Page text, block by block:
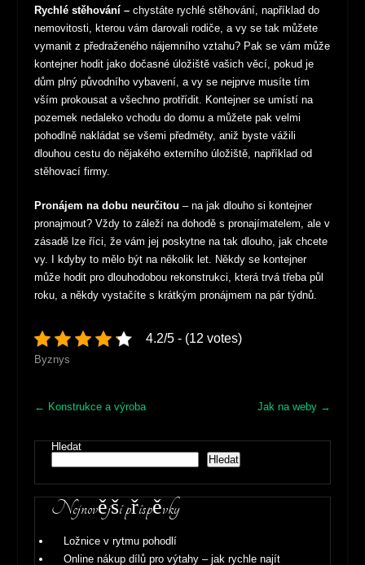
Rychlé stěhování – chystáte rychlé stěhování, například do
nemovitosti, kterou vám darovali rodiče, a vy se tak můžete
vymanit z předraženého nájemního vztahu? Pak se vám může
kontejner hodit jako dočasné úložiště vašich věcí, pokud je
dům plný původního vybavení, a vy se nejprve musíte tím
vším prokousat a všechno protřídit. Kontejner se umístí na
pozemek nedaleko vchodu do domu a můžete pak velmi
pohodlně nakládat se všemi předměty, aniž byste vážili
dlouhou cestu do nějakého externího úložiště, například od
stěhovací firmy.
Pronájem na dobu neurčitou– na jak dlouho si kontejner
pronajmout? Vždy to záleží na dohodě s pronajímatelem, ale v
zásadě lze říci, že vám jej poskytne na tak dlouho, jak chcete
vy. I kdyby to mělo být na několik let. Někdy se kontejner
může hodit pro dlouhodobou rekonstrukci, která trvá třeba půl
roku, a někdy vystačíte s krátkým pronájmem na pár týdnů.
4.2/5 - (12 votes)
Byznys
Post
navigation
← Konstrukce a výroba Jak na weby →
Hledat
Hledat
Nejnovější příspěvky
Ložnice v rytmu pohodlí
Online nákup dílů pro výtahy – jak rychle najít